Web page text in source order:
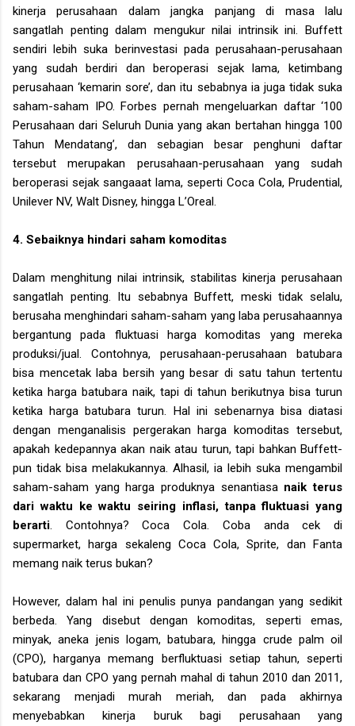
kinerja perusahaan dalam jangka panjang di masa lalu
sangatlah penting dalam mengukur nilai intrinsik ini. Buffett
sendiri lebih suka berinvestasi pada perusahaan-perusahaan
yang sudah berdiri dan beroperasi sejak lama, ketimbang
perusahaan ‘kemarin sore’, dan itu sebabnya ia juga tidak suka
saham-saham IPO. Forbes pernah mengeluarkan daftar ‘100
Perusahaan dari Seluruh Dunia yang akan bertahan hingga 100
Tahun Mendatang’, dan sebagian besar penghuni daftar
tersebut merupakan perusahaan-perusahaan yang sudah
beroperasi sejak sangaaat lama, seperti Coca Cola, Prudential,
Unilever NV, Walt Disney, hingga L’Oreal.
4. Sebaiknya hindari saham komoditas
Dalam menghitung nilai intrinsik, stabilitas kinerja perusahaan
sangatlah penting. Itu sebabnya Buffett, meski tidak selalu,
berusaha menghindari saham-saham yang laba perusahaannya
bergantung pada fluktuasi harga komoditas yang mereka
produksi/jual. Contohnya, perusahaan-perusahaan batubara
bisa mencetak laba bersih yang besar di satu tahun tertentu
ketika harga batubara naik, tapi di tahun berikutnya bisa turun
ketika harga batubara turun. Hal ini sebenarnya bisa diatasi
dengan menganalisis pergerakan harga komoditas tersebut,
apakah kedepannya akan naik atau turun, tapi bahkan Buffett-
pun tidak bisa melakukannya. Alhasil, ia lebih suka mengambil
saham-saham yang harga produknya senantiasa naik terus
dari waktu ke waktu seiring inflasi, tanpa fluktuasi yang
berarti . Contohnya? Coca Cola. Coba anda cek di
supermarket, harga sekaleng Coca Cola, Sprite, dan Fanta
memang naik terus bukan?
However, dalam hal ini penulis punya pandangan yang sedikit
berbeda. Yang disebut dengan komoditas, seperti emas,
minyak, aneka jenis logam, batubara, hingga crude palm oil
(CPO), harganya memang berfluktuasi setiap tahun, seperti
batubara dan CPO yang pernah mahal di tahun 2010 dan 2011,
sekarang menjadi murah meriah, dan pada akhirnya
menyebabkan kinerja buruk bagi perusahaan yang